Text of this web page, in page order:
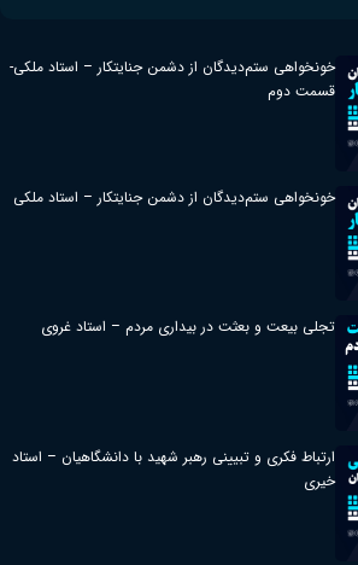
از دشمن جنایتکار – استاد ملکی-
از دشمن جنایتکار – استاد ملکی
در بیداری مردم – استاد غروی
رهبر شهید با دانشگاهیان – استاد